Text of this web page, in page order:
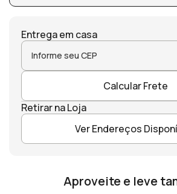
Entrega em casa
Calcular Frete
Retirar na Loja
Ver Endereços
Aproveite e leve